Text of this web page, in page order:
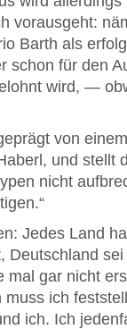
vorausgeht:
Barth als
für den
wird, —
von
und stellt
nicht
Jedes Land
Deutschland
mal gar nicht
ich
ich. Ich